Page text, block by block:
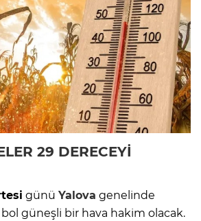
29 DERECEYİ
günü Yalova genelinde
güneşli bir hava hakim olacak.